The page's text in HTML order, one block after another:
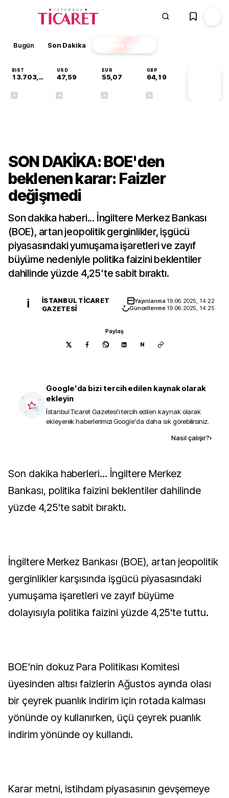
Bugün Son Dakika Finans EKSTRA
BIST
13.703,13
USD
47,59
EUR
55,07
GBP
64,19
SON DAKİKA: BOE'den
beklenen karar: Faizler
değişmedi
Son dakika haberi... İngiltere Merkez Bankası
(BOE), artan jeopolitik gerginlikler, işgücü
piyasasındaki yumuşama işaretleri ve zayıf
büyüme nedeniyle politika faizini beklentiler
dahilinde yüzde 4,25'te sabit bıraktı.
İ
İSTANBUL TICARET
GAZETESI
Yayınlanma 19.06.2025, 14:22
Güncellenme 19.06.2025, 14:25
Paylaş
N
Google'da bizi tercih edilen kaynak olarak
ekleyin
İstanbul Ticaret Gazetesi'i tercih edilen kaynak olarak
ekleyerek haberlerimizi Google'da daha sık görebilirsiniz.
Nasıl çalışır?›
Son dakika haberleri... İngiltere Merkez
Bankası, politika faizini beklentiler dahilinde
yüzde 4,25'te sabit bıraktı.
İngiltere Merkez Bankası (BOE), artan jeopolitik
gerginlikler karşısında işgücü piyasasındaki
yumuşama işaretleri ve zayıf büyüme
dolayısıyla politika faizini yüzde 4,25'te tuttu.
BOE'nin dokuz Para Politikası Komitesi
üyesinden altısı faizlerin Ağustos ayında olası
bir çeyrek puanlık indirim için rotada kalması
yönünde oy kullanırken, üçü çeyrek puanlık
indirim yönünde oy kullandı.
Karar metni, istihdam piyasasının gevşemeye